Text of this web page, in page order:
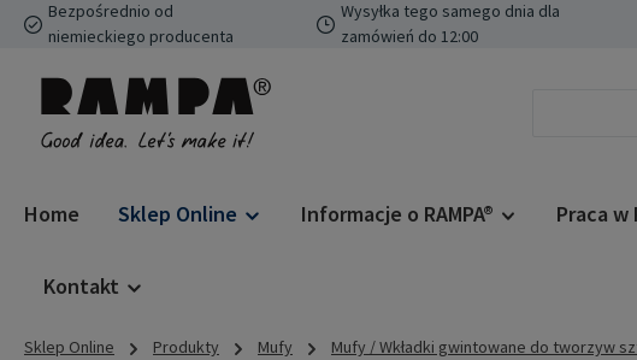
do głównej zawartości
Przejdź do wyszukiwania
Przejdź do głównej nawigacji
Bezpośrednio od
niemieckiego producenta
Wysyłka tego samego dnia dla
zamówień do 12:00
Home Sklep Online Informacje o RAMPA® Praca w
Kontakt
Sklep Online Produkty Mufy Mufy / Wkładki gwintowane do tworzyw